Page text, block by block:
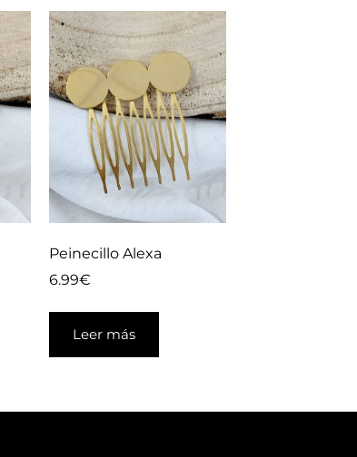
Peinecillo Alexa
6.99€
Leer más